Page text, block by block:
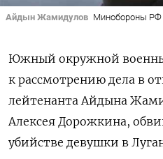
Айдын Жамидулов Минобороны РФ
Южный окружной
к рассмотрению дела в
лейтенанта Айдына
Алексея Дорожкина,
убийстве девушки в